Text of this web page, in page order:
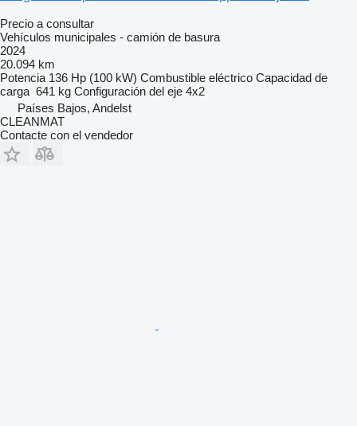
Precio a consultar
Vehículos municipales - camión de basura
2024
20.094 km
Potencia 136 Hp (100 kW) Combustible eléctrico Capacidad de
carga 641 kg Configuración del eje 4x2
Países Bajos, Andelst
CLEANMAT
Contacte con el vendedor